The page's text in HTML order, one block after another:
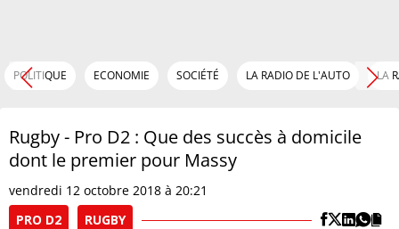
POLITIQUE ECONOMIE SOCIÉTÉ LA RADIO DE L'AUTO LA
Rugby - Pro D2 : Que des succès à domicile
dont le premier pour Massy
vendredi 12 octobre 2018 à 20:21
PRO D2
RUGBY